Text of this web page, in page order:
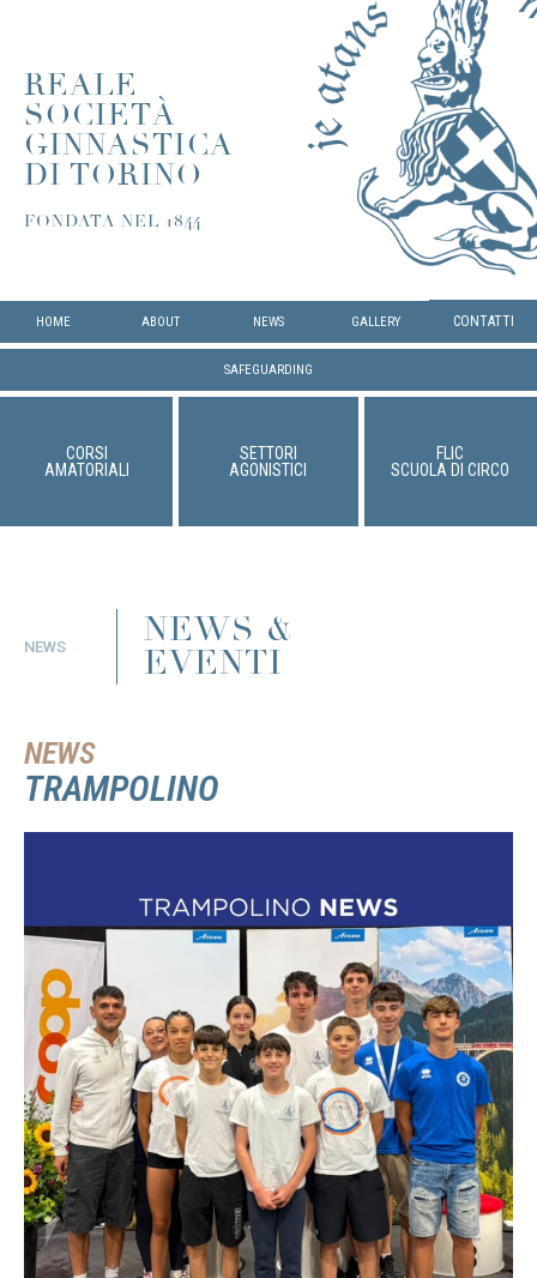
REALE
SOCIETÀ
GINNASTICA
DI TORINO
FONDATA NEL 1844
HOME ABOUT NEWS GALLERY CONTATTI
SAFEGUARDING
CORSI
AMATORIALI
SETTORI
AGONISTICI
FLIC
SCUOLA DI CIRCO
NEWS
NEWS &
EVENTI
NEWS
TRAMPOLINO